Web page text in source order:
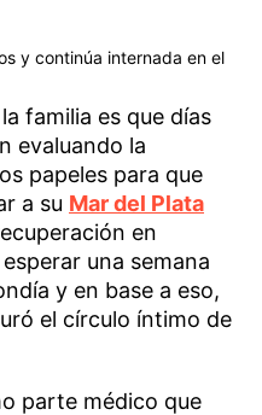
y continúa internada en el
familia es que días
evaluando la
papeles para que
a su Mar del Plata
en
una semana
y en base a eso,
el círculo íntimo de
parte médico que